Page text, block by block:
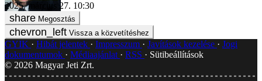
2025. március 27. 10:30
Megosztás
Vissza a közvetítéshez
GYIK Hibát jelentek Impresszum Javítások kezelése
Jogi
dokumentumok
Médiaajánlat RSS
Sütibeállítások
© 2026 Magyar Jeti Zrt.